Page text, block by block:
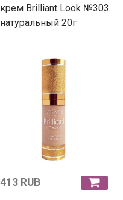
крем Brilliant Look №303
натуральный 20г
413 RUB